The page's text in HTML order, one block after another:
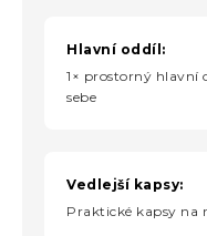
Hlavní oddíl:
1× prostorný hlavní
sebe
Vedlejší kapsy:
Praktické kapsy na